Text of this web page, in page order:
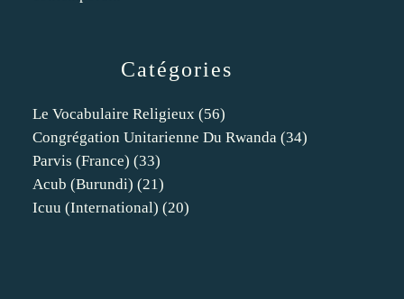
Catégories
Le Vocabulaire Religieux (56)
Congrégation Unitarienne Du Rwanda (34)
Parvis (france) (33)
Acub (burundi) (21)
Icuu (international) (20)